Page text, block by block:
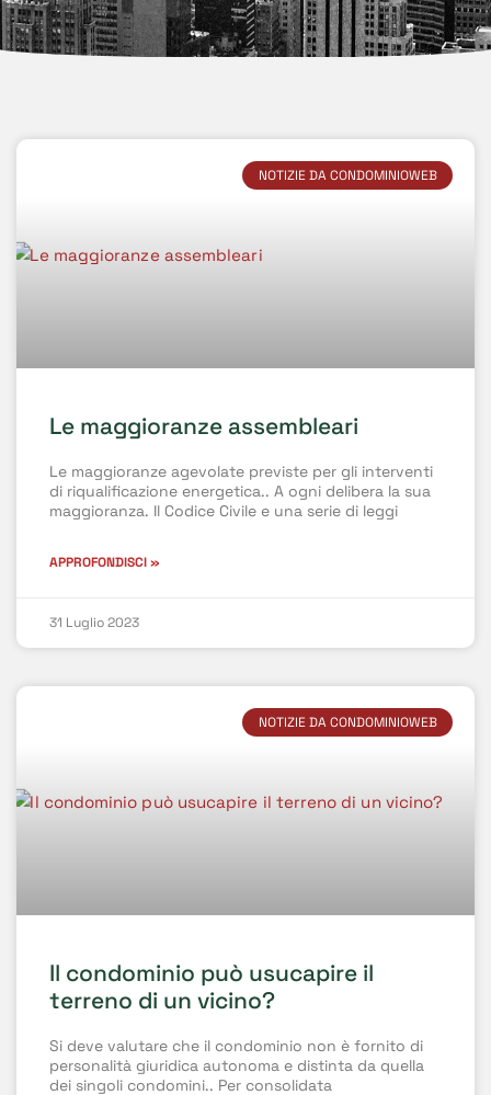
NOTIZIE DA CONDOMINIOWEB
Le maggioranze assembleari
Le maggioranze agevolate previste per gli interventi
di riqualificazione energetica.. A ogni delibera la sua
maggioranza. Il Codice Civile e una serie di leggi
APPROFONDISCI »
31 Luglio 2023
NOTIZIE DA CONDOMINIOWEB
Il condominio può usucapire il
terreno di un vicino?
Si deve valutare che il condominio non è fornito di
personalità giuridica autonoma e distinta da quella
dei singoli condomini.. Per consolidata